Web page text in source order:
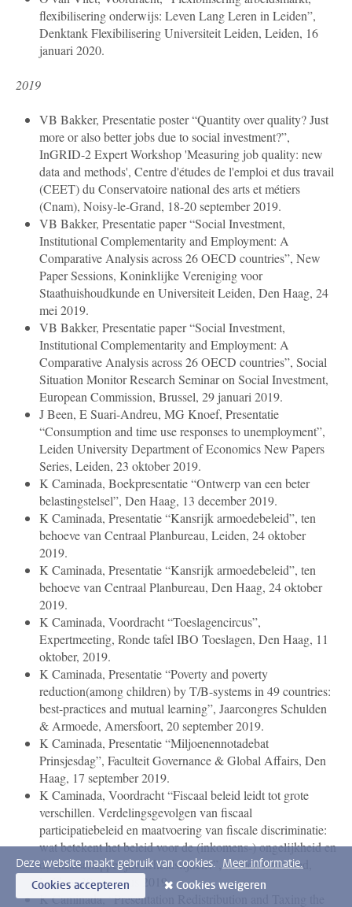
flexibilisering onderwijs: Leven Lang Leren in Leiden”,
Denktank Flexibilisering Universiteit Leiden, Leiden, 16
januari 2020.
2019
VB Bakker, Presentatie poster “Quantity over quality? Just
more or also better jobs due to social investment?”,
InGRID-2 Expert Workshop 'Measuring job quality: new
data and methods', Centre d'études de l'emploi et dus travail
(CEET) du Conservatoire national des arts et métiers
(Cnam), Noisy-le-Grand, 18-20 september 2019.
VB Bakker, Presentatie paper “Social Investment,
Institutional Complementarity and Employment: A
Comparative Analysis across 26 OECD countries”, New
Paper Sessions, Koninklijke Vereniging voor
Staathuishoudkunde en Universiteit Leiden, Den Haag, 24
mei 2019.
VB Bakker, Presentatie paper “Social Investment,
Institutional Complementarity and Employment: A
Comparative Analysis across 26 OECD countries”, Social
Situation Monitor Research Seminar on Social Investment,
European Commission, Brussel, 29 januari 2019.
J Been, E Suari-Andreu, MG Knoef, Presentatie
“Consumption and time use responses to unemployment”,
Leiden University Department of Economics New Papers
Series, Leiden, 23 oktober 2019.
K Caminada, Boekpresentatie “Ontwerp van een beter
belastingstelsel”, Den Haag, 13 december 2019.
K Caminada, Presentatie “Kansrijk armoedebeleid”, ten
behoeve van Centraal Planbureau, Leiden, 24 oktober
2019.
K Caminada, Presentatie “Kansrijk armoedebeleid”, ten
behoeve van Centraal Planbureau, Den Haag, 24 oktober
2019.
K Caminada, Voordracht “Toeslagencircus”,
Expertmeeting, Ronde tafel IBO Toeslagen, Den Haag, 11
oktober, 2019.
K Caminada, Presentatie “Poverty and poverty
reduction(among children) by T/B-systems in 49 countries:
best-practices and mutual learning”, Jaarcongres Schulden
& Armoede, Amersfoort, 20 september 2019.
K Caminada, Presentatie “Miljoenennotadebat
Prinsjesdag”, Faculteit Governance & Global Affairs, Den
Haag, 17 september 2019.
K Caminada, Voordracht “Fiscaal beleid leidt tot grote
verschillen. Verdelingsgevolgen van fiscaal
participatiebeleid en maatvoering van fiscale discriminatie:
wat betekent het beleid voor de (inkomens-) ongelijkheid en
de maatschappelijke scheidslijnen?”, Leiden Revisited,
Leiden, 30 augustus 2019.
K Caminada, “Presentation Redistribution and Taxing the
Deze website maakt gebruik van cookies. Meer informatie.
Cookies accepteren
Cookies weigeren